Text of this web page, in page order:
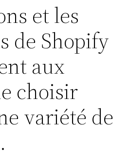
et les
de Shopify
aux
choisir
variété de